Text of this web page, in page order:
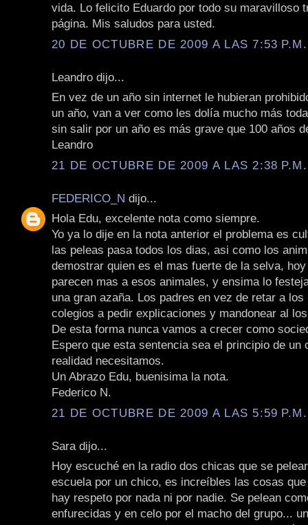
vida. Lo felicito Eduardo por todo su maravilloso
página. Mis saludos para usted.
20 DE OCTUBRE DE 2009 A LAS 7:53 P.M.
Leandro dijo...
En vez de un año sin internet le hubieran
un año, van a ver como les dolía mucho más
sin salir por un año es más grave que 100 años
Leandro
21 DE OCTUBRE DE 2009 A LAS 2:38 P.M.
FEDERICO_N dijo...
Hola Edu, excelente nota como siempre.
Yo ya lo dije en la nota anterior el problema es
las peleas pasa todos los dias, asi como los
demostrar quien es el mas fuerte de la selva,
parecen mas a esos animales, y ensima lo
una gran azaña. Los padres en vez de retar a
colegios a pedir explicaciones y mandonear al
De esta forma nunca vamos a crecer como
Espero que esta sentencia sea el principio de un
realidad necesitamos.
Un Abrazo Edu, buenisima la nota.
Federico N.
21 DE OCTUBRE DE 2009 A LAS 5:59 P.M.
Sara dijo...
Hoy escuché en la radio dos chicas que se
escuela por un chico, es increíbles las cosas
hay respeto por nada ni por nadie. Se pelean
enfurecidas y en celo por el macho del grupo...